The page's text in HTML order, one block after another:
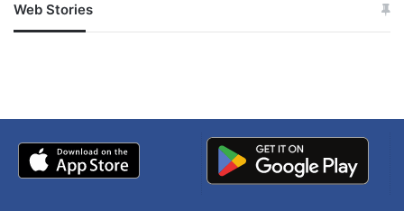
Web Stories
जम्मू-कश्मीर में बारिश से
अपडेट
खाई में धक्का… आरोपियों ने